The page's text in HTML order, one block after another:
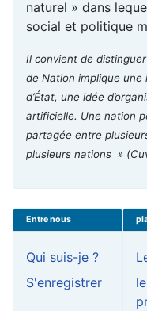
naturel » dans
social et politique
Il convient de
de Nation implique une
d’État, une idée
artificielle. Une nation
partagée entre
plusieurs nations »
Entre nous
Qui suis-je ?
S'enregistrer